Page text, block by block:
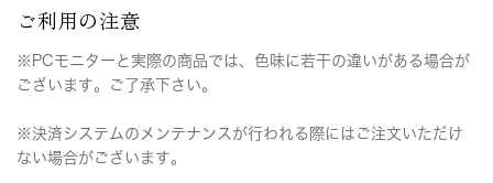
ご利用の注意
※PCモニターと実際の商品では、色味に若干の違いがある場合が
ございます。ご了承下さい。
※決済システムのメンテナンスが行われる際にはご注文いただけ
ない場合がございます。